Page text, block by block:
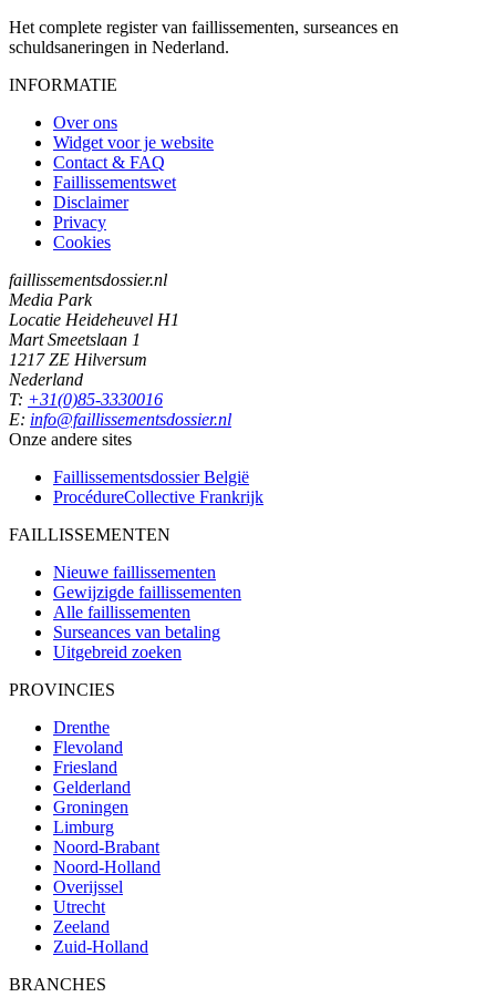
Het complete register van faillissementen, surseances en
schuldsaneringen in Nederland.
INFORMATIE
Over ons
Widget voor je website
Contact & FAQ
Faillissementswet
Disclaimer
Privacy
Cookies
faillissementsdossier.nl
Media Park
Locatie Heideheuvel H1
Mart Smeetslaan 1
1217 ZE Hilversum
Nederland
T: +31(0)85-3330016
E: info@faillissementsdossier.nl
Onze andere sites
Faillissementsdossier België
ProcédureCollective Frankrijk
FAILLISSEMENTEN
Nieuwe faillissementen
Gewijzigde faillissementen
Alle faillissementen
Surseances van betaling
Uitgebreid zoeken
PROVINCIES
Drenthe
Flevoland
Friesland
Gelderland
Groningen
Limburg
Noord-Brabant
Noord-Holland
Overijssel
Utrecht
Zeeland
Zuid-Holland
BRANCHES